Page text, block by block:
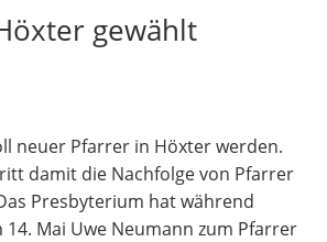
gewählt
neuer Pfarrer in Höxter werden.
damit die Nachfolge von Pfarrer
Presbyterium hat während
14. Mai Uwe Neumann zum Pfarrer